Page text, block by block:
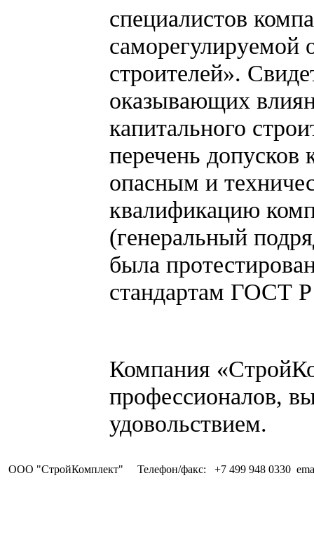
специалистов
саморегулируемой
строителей».
оказывающих
капитального
перечень допусков
опасным и
квалификацию
(генеральный
была
стандартам ГОСТ
Компания
профессионалов,
удовольствием.
ООО "СтройКомплект" Телефон/факс: +7 499 948 0330